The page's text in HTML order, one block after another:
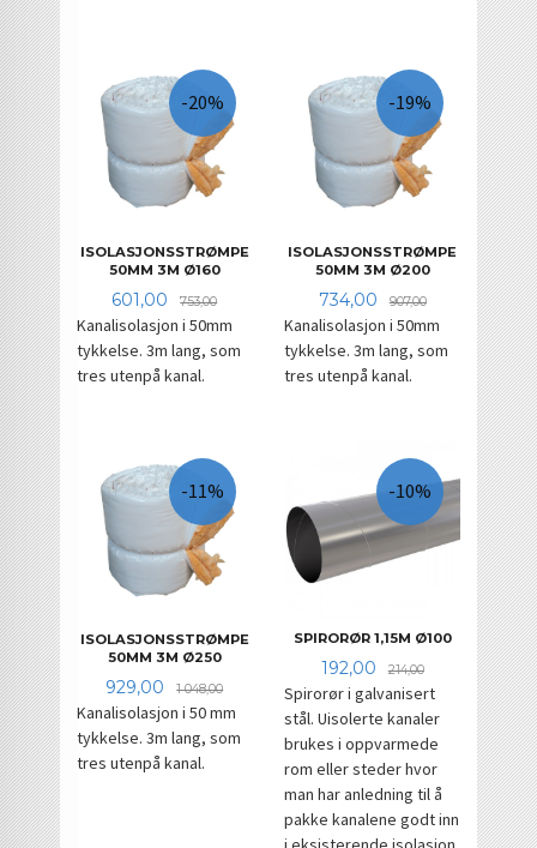
ISOLASJONSSTRØMPE
50MM 3M Ø160
Tilbud
601,00 753,00Rabatt
-20%
Kanalisolasjon i 50mm
tykkelse. 3m lang, som
tres utenpå kanal.
ISOLASJONSSTRØMPE
50MM 3M Ø200
Tilbud
734,00 907,00Rabatt
-19%
Kanalisolasjon i 50mm
tykkelse. 3m lang, som
tres utenpå kanal.
ISOLASJONSSTRØMPE
50MM 3M Ø250
Tilbud
929,00 1 048,00Rabatt
-11%
Kanalisolasjon i 50 mm
tykkelse. 3m lang, som
tres utenpå kanal.
SPIRORØR 1,15M Ø100
Tilbud
192,00 214,00Rabatt
-10%
Spirorør i galvanisert
stål. Uisolerte kanaler
brukes i oppvarmede
rom eller steder hvor
man har anledning til å
pakke kanalene godt inn